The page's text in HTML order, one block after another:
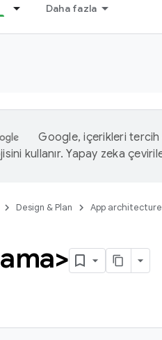
Daha fazla
Google, içerikleri
kullanır. Yapay zeka
Design & Plan App architecture